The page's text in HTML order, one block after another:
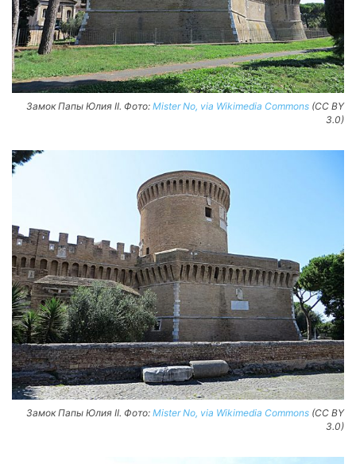
Замок Папы Юлия II. Фото: Mister No, via Wikimedia Commons (CC BY
3.0)
Замок Папы Юлия II. Фото: Mister No, via Wikimedia Commons (CC BY
3.0)